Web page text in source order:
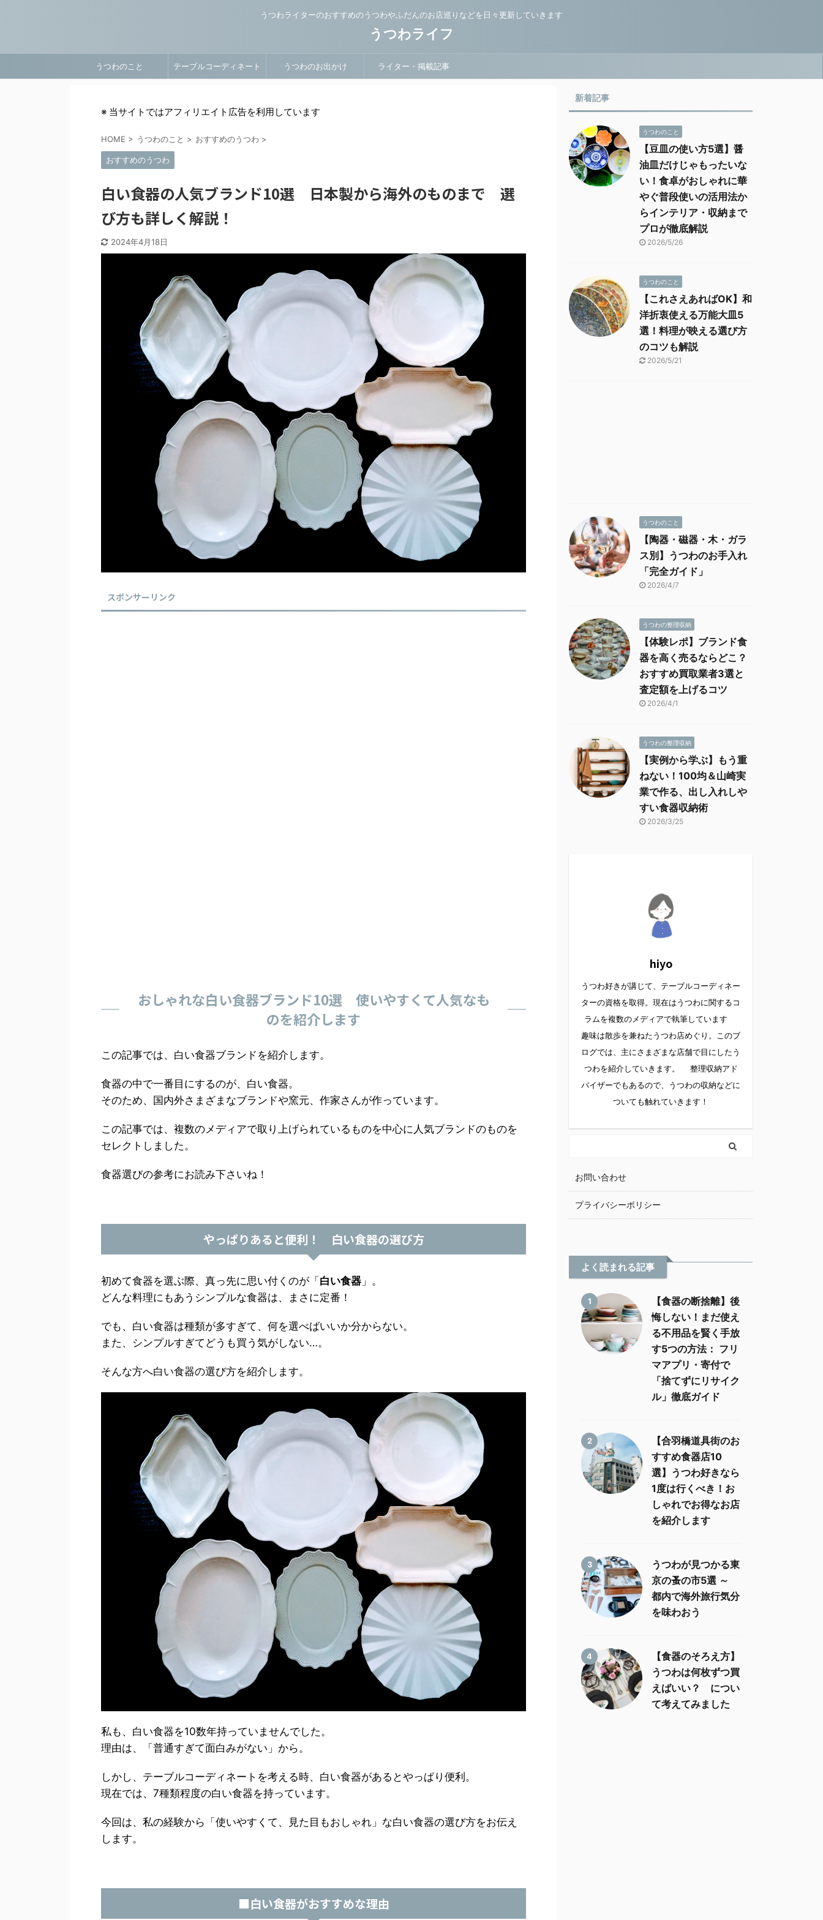
うつわライターのおすすめのうつわやふだんのお店巡りなどを日々更新していきます
うつわライフ
うつわのこと テーブルコーディネート うつわのお出かけ ライター・掲載記事
※ 当サイトではアフィリエイト広告を利用しています
HOME > うつわのこと > おすすめのうつわ >
おすすめのうつわ
白い食器の人気ブランド10選 日本製から海外のものまで 選
び方も詳しく解説！
2024年4月18日
スポンサーリンク
おしゃれな白い食器ブランド10選 使いやすくて人気なも
のを紹介します
この記事では、白い食器ブランドを紹介します。
食器の中で一番目にするのが、白い食器。
そのため、国内外さまざまなブランドや窯元、作家さんが作っています。
この記事では、複数のメディアで取り上げられているものを中心に人気ブランドのものを
セレクトしました。
食器選びの参考にお読み下さいね！
やっぱりあると便利！ 白い食器の選び方
初めて食器を選ぶ際、真っ先に思い付くのが「白い食器 」。
どんな料理にもあうシンプルな食器は、まさに定番！
でも、白い食器は種類が多すぎて、何を選べばいいか分からない。
また、シンプルすぎてどうも買う気がしない…。
そんな方へ白い食器の選び方を紹介します。
私も、白い食器を10数年持っていませんでした。
理由は、「普通すぎて面白みがない」から。
しかし、テーブルコーディネートを考える時、白い食器があるとやっぱり便利。
現在では、7種類程度の白い食器を持っています。
今回は、私の経験から「使いやすくて、見た目もおしゃれ」な白い食器の選び方をお伝え
します。
■白い食器がおすすめな理由
新着記事
うつわのこと
【豆皿の使い方5選】醤
油皿だけじゃもったいな
い！食卓がおしゃれに華
やぐ普段使いの活用法か
らインテリア・収納まで
プロが徹底解説
2026/5/26
うつわのこと
【これさえあればOK】和
洋折衷使える万能大皿5
選！料理が映える選び方
のコツも解説
2026/5/21
うつわのこと
【陶器・磁器・木・ガラ
ス別】うつわのお手入れ
「完全ガイド」
2026/4/7
うつわの整理収納
【体験レポ】ブランド食
器を高く売るならどこ？
おすすめ買取業者3選と
査定額を上げるコツ
2026/4/1
うつわの整理収納
【実例から学ぶ】もう重
ねない！100均＆山崎実
業で作る、出し入れしや
すい食器収納術
2026/3/25
hiyo
うつわ好きが講じて、テーブルコーディネー
ターの資格を取得。現在はうつわに関するコ
ラムを複数のメディアで執筆しています
趣味は散歩を兼ねたうつわ店めぐり。このブ
ログでは、主にさまざまな店舗で目にしたう
つわを紹介していきます。 整理収納アド
バイザーでもあるので、うつわの収納などに
ついても触れていきます！
お問い合わせ
プライバシーポリシー
よく読まれる記事
1
【食器の断捨離】後
悔しない！まだ使え
る不用品を賢く手放
す5つの方法： フリ
マアプリ・寄付で
「捨てずにリサイク
ル」徹底ガイド
2
【合羽橋道具街のお
すすめ食器店10
選】うつわ好きなら
1度は行くべき！お
しゃれでお得なお店
を紹介します
3
うつわが見つかる東
京の蚤の市5選 ～
都内で海外旅行気分
を味わおう
4
【食器のそろえ方】
うつわは何枚ずつ買
えばいい？ につい
て考えてみました